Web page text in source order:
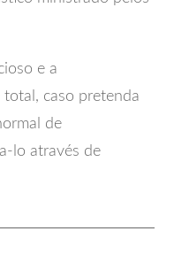
e a
caso pretenda
de
lo através de